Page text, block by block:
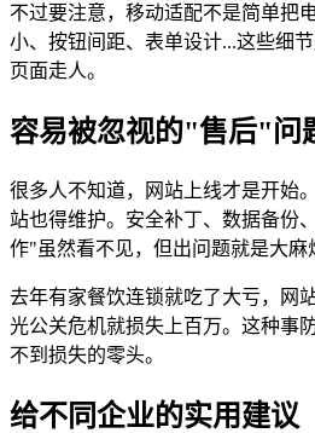
不过要注意，移动适配不是简单把
小、按钮间距、表单设计...这些细
页面走人。
容易被忽视的"售后"问
很多人不知道，网站上线才是开始
站也得维护。安全补丁、数据备份
作"虽然看不见，但出问题就是大麻
去年有家餐饮连锁就吃了大亏，网
光公关危机就损失上百万。这种事
不到损失的零头。
给不同企业的实用建议